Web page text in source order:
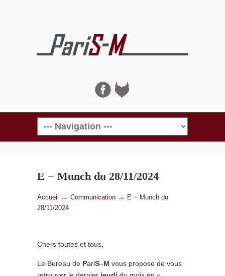
Navigation
E − Munch du 28/11/2024
Accueil → Communication →
E − Munch du
28/11/2024
Chers toutes et tous,
Le Bureau de PariS–M vous propose de vous